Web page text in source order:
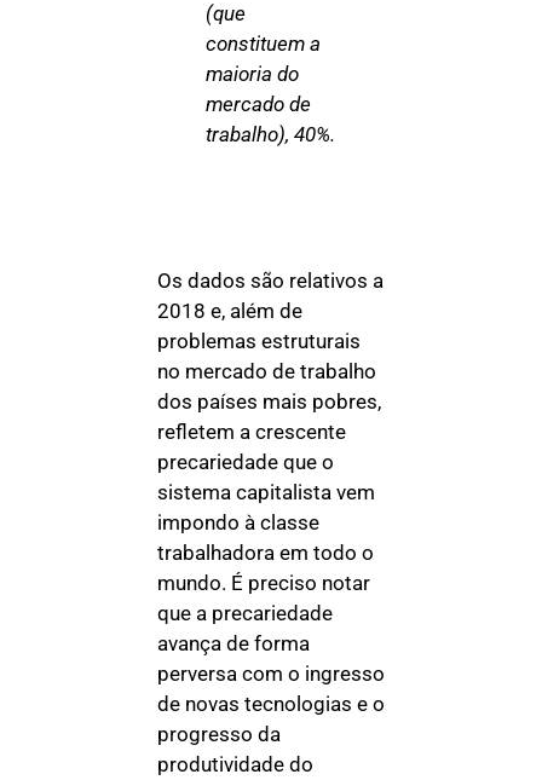
(que
constituem a
maioria do
mercado de
trabalho), 40%.
Os dados são relativos a
2018 e, além de
problemas estruturais
no mercado de trabalho
dos países mais pobres,
refletem a crescente
precariedade que o
sistema capitalista vem
impondo à classe
trabalhadora em todo o
mundo. É preciso notar
que a precariedade
avança de forma
perversa com o ingresso
de novas tecnologias e o
progresso da
produtividade do